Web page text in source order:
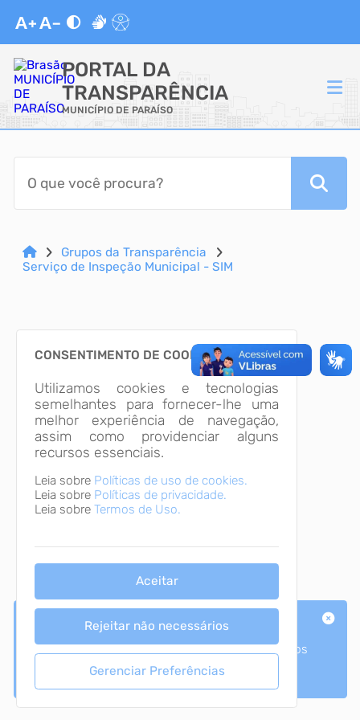
PORTAL DA
TRANSPARÊNCIA
MUNICÍPIO DE PARAÍSO
ACESSO RÁPIDO
Acessibilidade
CidadãoGrupos da Transparência
Serviço de Inspeção Municipal - SIM
CONSENTIMENTO DE COOKIES
Utilizamos cookies e tecnologias
semelhantes para fornecer-lhe uma
melhor experiência de navegação,
assim como providenciar alguns
recursos essenciais.
Leia sobre Políticas de uso de cookies.
Leia sobre Políticas de privacidade.
Leia sobre Termos de Uso.
Aceitar
Rejeitar não necessários
Gerenciar Preferências
Dados
Os dados do Portal Transparência são atualizados
em tempo real!